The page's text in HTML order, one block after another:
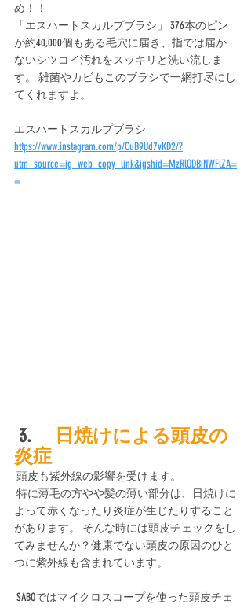
め！！
「エスハートスカルプブラシ」 376本のピン
が約40,000個もある毛穴に届き、指では届か
ないシツコイ汚れをスッキリと洗い流しま
す。 雑菌やカビもこのブラシで一網打尽にし
てくれますよ。
エスハートスカルプブラシ
https://www.instagram.com/p/CuB9Ud7vKD2/?
utm_source=ig_web_copy_link&igshid=MzRlODBiNWFlZA=
=
3.
日焼けによる頭皮の
炎症
頭皮も紫外線の影響を受けます。
よって赤くなったり炎症が生じたりすること
があります。 そんな時には頭皮チェックをし
てみませんか？健康でない頭皮の原因のひと
つに紫外線も含まれています。
SABOではマイクロスコープを使った頭皮チェ